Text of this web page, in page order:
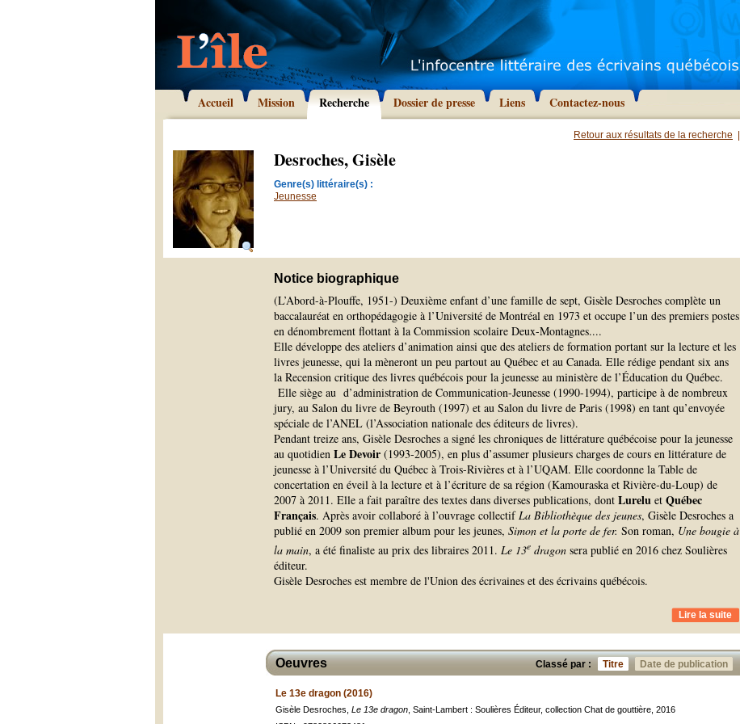
Accueil Mission Recherche Dossier de presse Liens Contactez-nous
Retour aux résultats de la recherche
Desroches, Gisèle
Genre(s) littéraire(s) :
Jeunesse
Notice biographique
(L’Abord-à-Plouffe, 1951-) Deuxième enfant d’une famille de sept, Gisèle Desroches complète un
baccalauréat en orthopédagogie à l’Université de Montréal en 1973 et occupe l’un des premiers postes
en dénombrement flottant à la Commission scolaire Deux-Montagnes....
Elle développe des ateliers d’animation ainsi que des ateliers de formation portant sur la lecture et les
livres jeunesse, qui la mèneront un peu partout au Québec et au Canada. Elle rédige pendant six ans
la Recension critique des livres québécois pour la jeunesse au ministère de l’Éducation du Québec.
Elle siège au d’administration de Communication-Jeunesse (1990-1994), participe à de nombreux
jury, au Salon du livre de Beyrouth (1997) et au Salon du livre de Paris (1998) en tant qu’envoyée
spéciale de l’ANEL (l’Association nationale des éditeurs de livres).
Pendant treize ans, Gisèle Desroches a signé les chroniques de littérature québécoise pour la jeunesse
au quotidien Le Devoir (1993-2005), en plus d’assumer plusieurs charges de cours en littérature de
jeunesse à l’Université du Québec à Trois-Rivières et à l’UQAM. Elle coordonne la Table de
concertation en éveil à la lecture et à l’écriture de sa région (Kamouraska et Rivière-du-Loup) de
2007 à 2011. Elle a fait paraître des textes dans diverses publications, dont Lurelu et Québec
Français. Après avoir collaboré à l’ouvrage collectifLa Bibliothèque des jeunes, Gisèle Desroches a
publié en 2009 son premier album pour les jeunes, Simon et la porte de fer. Son roman, Une bougie à
la main, a été finaliste au prix des libraires 2011. Le 13e dragon sera publié en 2016 chez Soulières
éditeur.
Gisèle Desroches est membre de l'Union des écrivaines et des écrivains québécois.
Lire la suite
Classé par : Titre Date de publication
Oeuvres
Le 13e dragon (2016)
Gisèle Desroches, Le 13e dragon , Saint-Lambert : Soulières Éditeur, collection Chat de gouttière, 2016